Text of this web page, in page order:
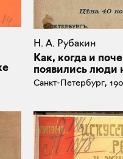
Н. А. Рубакин
Как, когда и
появились люди
Санкт-Петербург,